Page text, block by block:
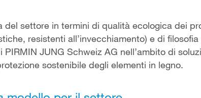
del settore in termini di qualità ecologica dei
resistenti all’invecchiamento) e di
PIRMIN JUNG Schweiz AG nell’ambito di
sostenibile degli elementi in legno.